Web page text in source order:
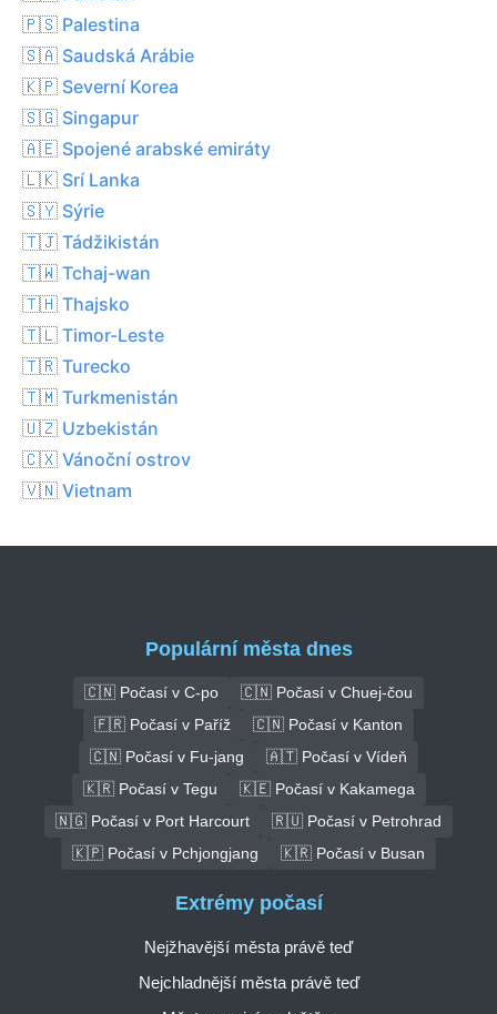
🇵🇸 Palestina
🇸🇦 Saudská Arábie
🇰🇵 Severní Korea
🇸🇬 Singapur
🇦🇪 Spojené arabské emiráty
🇱🇰 Srí Lanka
🇸🇾 Sýrie
🇹🇯 Tádžikistán
🇹🇼 Tchaj-wan
🇹🇭 Thajsko
🇹🇱 Timor-Leste
🇹🇷 Turecko
🇹🇲 Turkmenistán
🇺🇿 Uzbekistán
🇨🇽 Vánoční ostrov
🇻🇳 Vietnam
Populární města dnes
🇨🇳 Počasí v C-po
🇨🇳 Počasí v Chuej-čou
🇫🇷 Počasí v Paříž
🇨🇳 Počasí v Kanton
🇨🇳 Počasí v Fu-jang
🇦🇹 Počasí v Vídeň
🇰🇷 Počasí v Tegu
🇰🇪 Počasí v Kakamega
🇳🇬 Počasí v Port Harcourt
🇷🇺 Počasí v Petrohrad
🇰🇵 Počasí v Pchjongjang
🇰🇷 Počasí v Busan
Extrémy počasí
Nejžhavější města právě teď
Nejchladnější města právě teď